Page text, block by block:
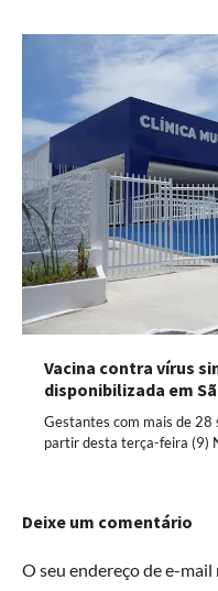
Vacina contra vírus
disponibilizada em
Gestantes com mais de 28
partir desta terça-feira (9)
Deixe um comentário
O seu endereço de e-mail